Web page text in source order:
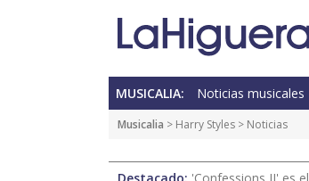
MUSICALIA: Noticias musicales
Musicalia > Harry Styles > Noticias